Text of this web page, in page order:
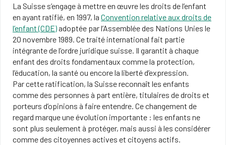
La Suisse s’engage à mettre en œuvre les droits de l’enfant
en ayant ratifié, en 1997, la Convention relative aux droits de
l’enfant (CDE) adoptée par l’Assemblée des Nations Unies le
20 novembre 1989. Ce traité international fait partie
intégrante de l’ordre juridique suisse. Il garantit à chaque
enfant des droits fondamentaux comme la protection,
l’éducation, la santé ou encore la liberté d’expression.
Par cette ratification, la Suisse reconnaît les enfants
comme des personnes à part entière, titulaires de droits et
porteurs d’opinions à faire entendre. Ce changement de
regard marque une évolution importante : les enfants ne
sont plus seulement à protéger, mais aussi à les considérer
comme des citoyennes actives et citoyens actifs.